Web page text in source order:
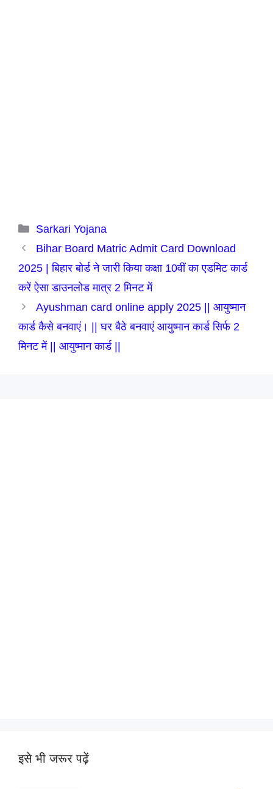
Categories
Sarkari Yojana
Bihar Board Matric Admit Card Download
2025 | बिहार बोर्ड ने जारी किया कक्षा 10वीं का एडमिट कार्ड
करें ऐसा डाउनलोड मात्र 2 मिनट में
Ayushman card online apply 2025 || आयुष्मान
कार्ड कैसे बनवाएं। || घर बैठे बनवाएं आयुष्मान कार्ड सिर्फ 2
मिनट में || आयुष्मान कार्ड ||
इसे भी जरूर पढ़ें